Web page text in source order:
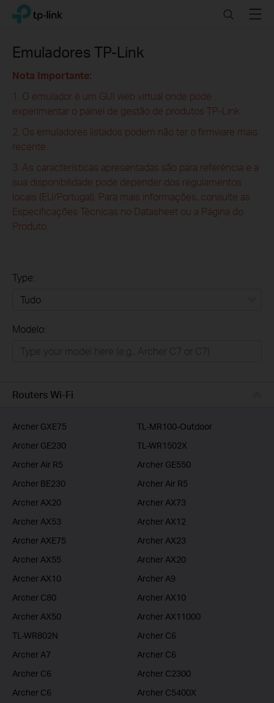
Click
navigation
TP-Link, Reliably Smart SearchMenu
Emuladores TP-Link
Nota Importante:
1. O emulador é um GUI web virtual onde pode
experimentar o painel de gestão de produtos TP-Link.
2. Os emuladores listados podem não ter o firmware mais
recente.
3. As características apresentadas são para referência e a
sua disponibilidade pode depender dos regulamentos
locais (EU/Portugal). Para mais informações, consulte as
Especificações Técnicas no Datasheet ou a Página do
Produto.
Type:
Empresas
Modelo:
Routers Wi-Fi
Archer GXE75
TL-MR100-Outdoor
Archer GE230
TL-WR1502X
Archer Air R5
Archer GE550
Archer BE230
Archer Air R5
Archer AX20
Archer AX73
Archer AX53
Archer AX12
Archer AXE75
Archer AX23
Archer AX55
Archer AX20
Archer AX10
Archer A9
Archer C80
Archer AX10
Archer AX50
Archer AX11000
TL-WR802N
Archer C6
Archer A7
Archer C6
Archer C6
Archer C2300
Archer C6
Archer C5400X